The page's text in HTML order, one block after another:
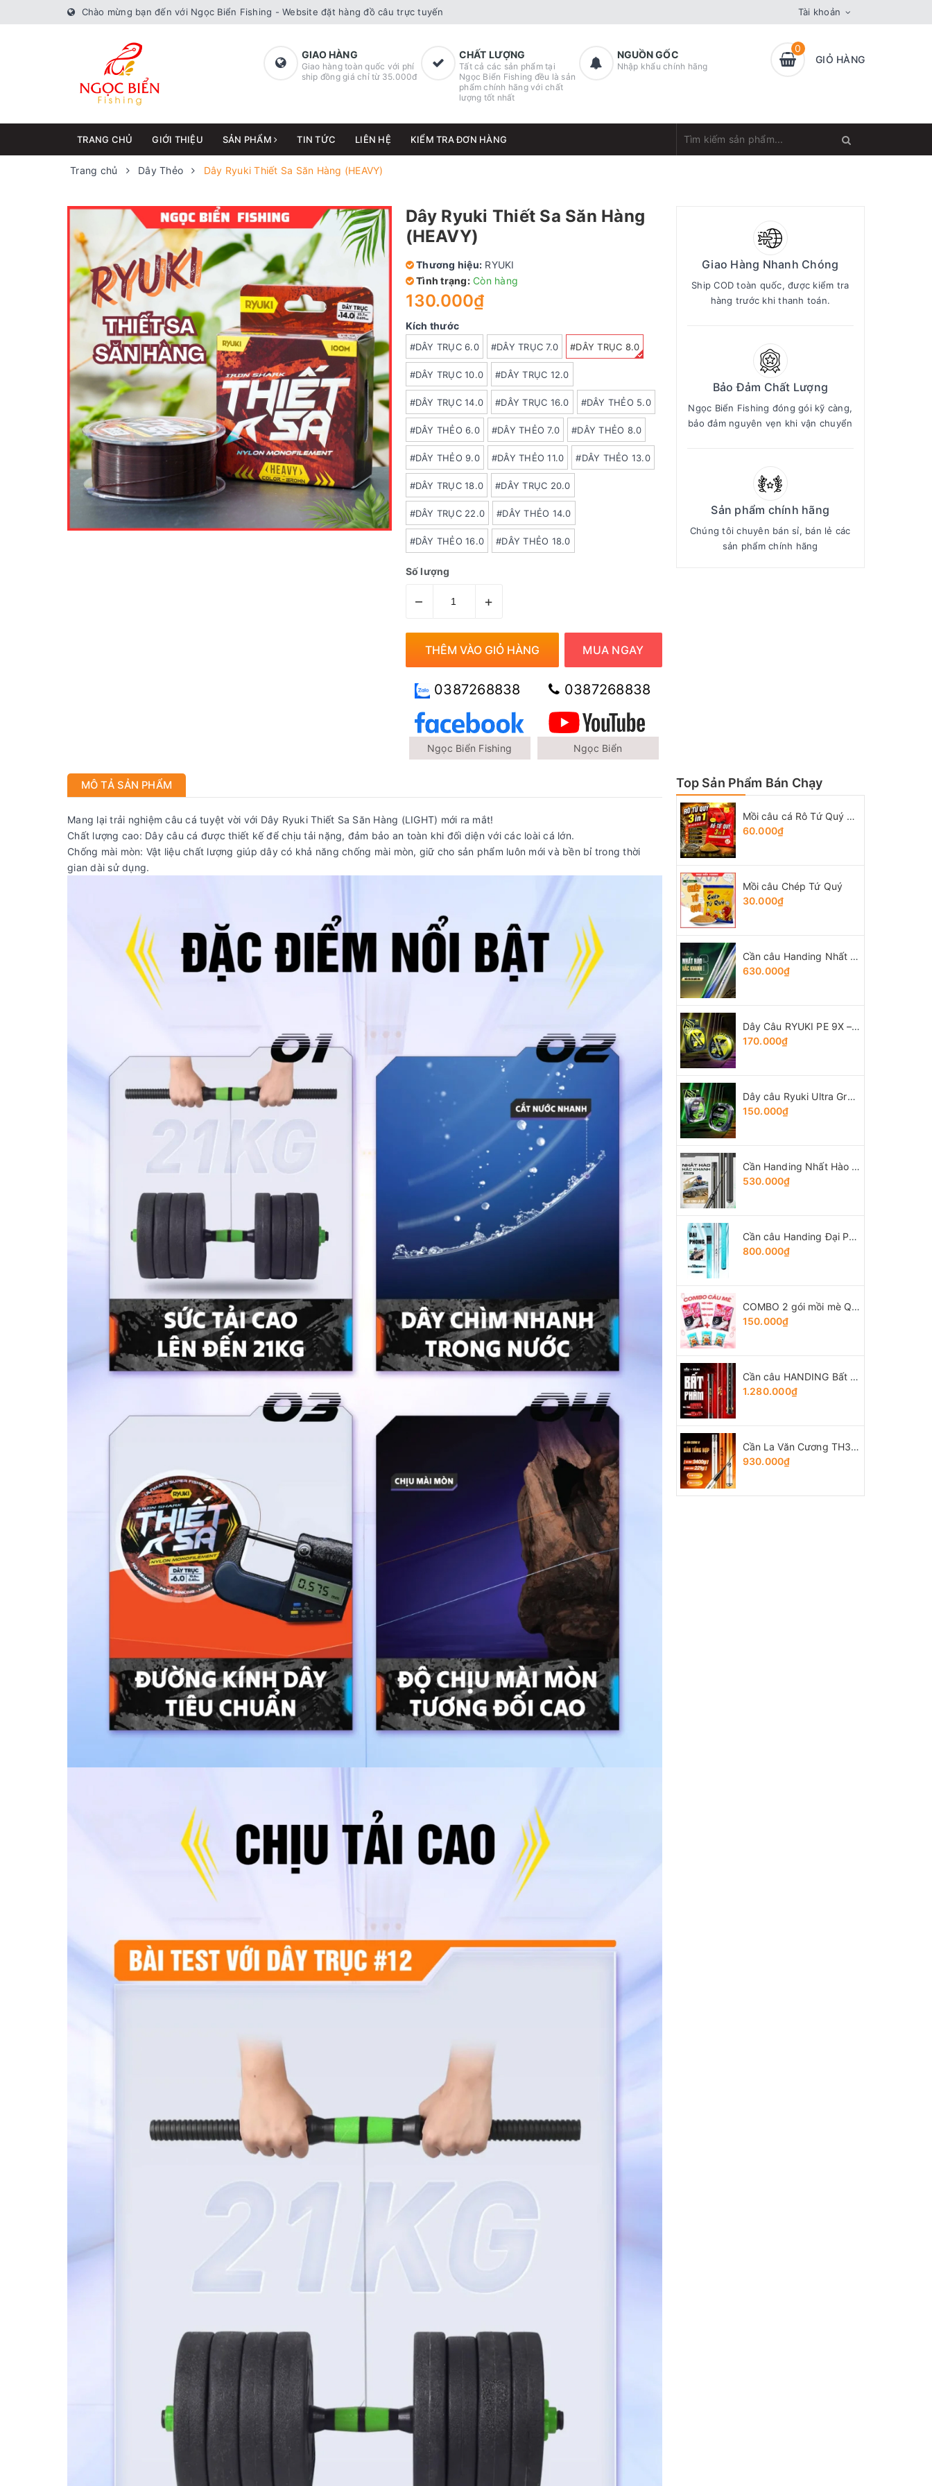
Chào mừng bạn đến với Ngọc Biển Fishing - Website đặt hàng đồ câu trực tuyến Tài khoản
GIAO HÀNG
Giao hàng toàn quốc với phí
ship đồng giá chỉ từ 35.000đ
CHẤT LƯỢNG
Tất cả các sản phẩm tại
Ngọc Biển Fishing đều là sản
phẩm chính hãng với chất
lượng tốt nhất
NGUỒN GỐC
Nhập khẩu chính hãng
0
GIỎ HÀNG
TRANG CHỦ GIỚI THIỆU SẢN PHẨM TIN TỨC LIÊN HỆ KIỂM TRA ĐƠN HÀNG
Trang chủ Dây Thẻo Dây Ryuki Thiết Sa Săn Hàng (HEAVY)
Dây Ryuki Thiết Sa Săn Hàng
(HEAVY)
Thương hiệu: RYUKI
Tình trạng: Còn hàng
130.000₫
Kích thước
#DÂY TRỤC 6.0 #DÂY TRỤC 7.0 #DÂY TRỤC 8.0
#DÂY TRỤC 10.0 #DÂY TRỤC 12.0
#DÂY TRỤC 14.0 #DÂY TRỤC 16.0 #DÂY THẺO 5.0
#DÂY THẺO 6.0 #DÂY THẺO 7.0 #DÂY THẺO 8.0
#DÂY THẺO 9.0 #DÂY THẺO 11.0 #DÂY THẺO 13.0
#DÂY TRỤC 18.0 #DÂY TRỤC 20.0
#DÂY TRỤC 22.0 #DÂY THẺO 14.0
#DÂY THẺO 16.0 #DÂY THẺO 18.0
Số lượng
– +
THÊM VÀO GIỎ HÀNG MUA NGAY
0387268838 0387268838
Ngọc Biển Fishing Ngọc Biển
Giao Hàng Nhanh Chóng
Ship COD toàn quốc, được kiểm tra
hàng trước khi thanh toán.
Bảo Đảm Chất Lượng
Ngọc Biển Fishing đóng gói kỹ càng,
bảo đảm nguyên vẹn khi vận chuyển
Sản phẩm chính hãng
Chúng tôi chuyên bán sỉ, bán lẻ các
sản phẩm chính hãng
MÔ TẢ SẢN PHẨM
Mang lại trải nghiệm câu cá tuyệt vời với Dây Ryuki Thiết Sa Săn Hàng (LIGHT) mới ra mắt!
Chất lượng cao: Dây câu cá được thiết kế để chịu tải nặng, đảm bảo an toàn khi đối diện với các loài cá lớn.
Chống mài mòn: Vật liệu chất lượng giúp dây có khả năng chống mài mòn, giữ cho sản phẩm luôn mới và bền bỉ trong thời
gian dài sử dụng.
Top Sản Phẩm Bán Chạy
Mồi câu cá Rô Tứ Quý 3 trong 1
60.000₫
Mồi câu Chép Tứ Quý
30.000₫
Cần câu Handing Nhất Hào thế hệ 6
630.000₫
Dây Câu RYUKI PE 9X – Braid
170.000₫
Dây câu Ryuki Ultra Green
150.000₫
Cần Handing Nhất Hào bản Tổng Hợp
530.000₫
Cần câu Handing Đại Phong 5H
800.000₫
COMBO 2 gói mồi mè Quân Lữ + 3 gói Tổng hợp Tứ Quý
150.000₫
Cần câu HANDING Bất Phàm
1.280.000₫
Cần La Văn Cương TH3 bản Tổng Hợp
930.000₫